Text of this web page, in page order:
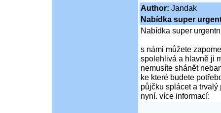
Author: Jandak
Nabídka super
Nabídka super
s námi můžete
spolehlivá a hlavně ji
nemusíte shánět
ke které budete
půjčku splácet a
nyní. více informací: